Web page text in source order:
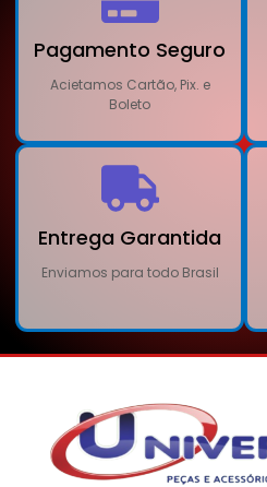
Pagamento Seguro
Acietamos Cartão, Pix. e
Boleto
Entrega Garantida
Enviamos para todo Brasil